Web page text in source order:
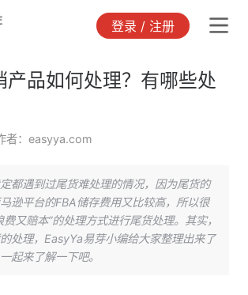
登录 / 注册
产品如何处理？有哪些处
者：easyya.com
都遇到过尾货难处理的情况，因为尾货的
逊平台的FBA储存费用又比较高，所以很
费又赔本”的处理方式进行尾货处理。其实，
处理，EasyYa易芽小编给大家整理出来了
起来了解一下吧。